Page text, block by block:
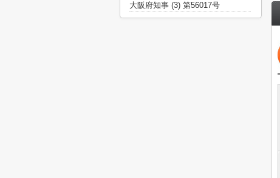
大阪府知事 (3) 第56017号